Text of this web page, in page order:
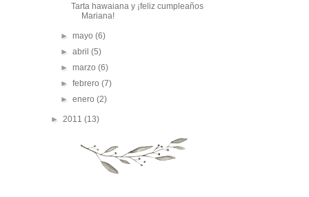
Tarta hawaiana y ¡feliz cumpleaños
Mariana!
►mayo(6)
►abril(5)
►marzo(6)
►febrero(7)
►enero(2)
► 2011 (13)